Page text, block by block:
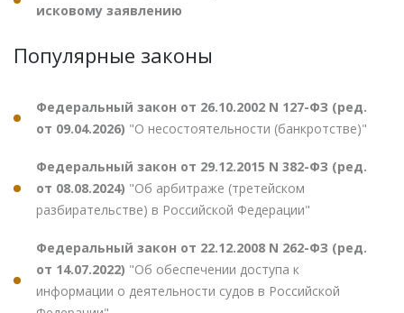
исковому заявлению
Популярные законы
Федеральный закон от 26.10.2002 N 127-ФЗ (ред.
от 09.04.2026) "О несостоятельности (банкротстве)"
Федеральный закон от 29.12.2015 N 382-ФЗ (ред.
от 08.08.2024) "Об арбитраже (третейском
разбирательстве) в Российской Федерации"
Федеральный закон от 22.12.2008 N 262-ФЗ (ред.
от 14.07.2022) "Об обеспечении доступа к
информации о деятельности судов в Российской